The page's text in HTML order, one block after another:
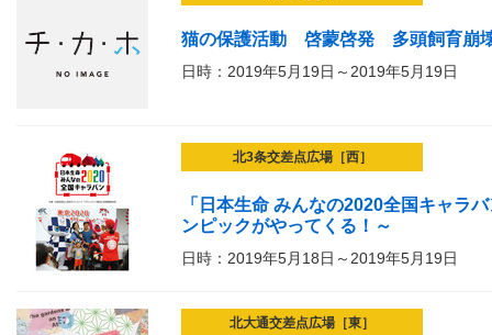
猫の保護活動 啓蒙啓発 多頭飼育崩
日時：2019年5月19日～2019年5月19日
北3条交差点広場［西］
「日本生命 みんなの2020全国キャラ
ンピックがやってくる！～
日時：2019年5月18日～2019年5月19日
北大通交差点広場［東］